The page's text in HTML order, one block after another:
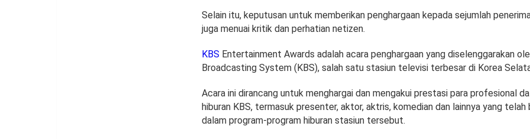
Selain itu, keputusan untuk memberikan penghargaan kepada sejumlah
juga menuai kritik dan perhatian netizen.
KBS Entertainment Awards adalah acara penghargaan yang diselenggarakan
Broadcasting System (KBS), salah satu stasiun televisi terbesar di Korea
Acara ini dirancang untuk menghargai dan mengakui prestasi para profesional
hiburan KBS, termasuk presenter, aktor, aktris, komedian dan lainnya yang
dalam program-program hiburan stasiun tersebut.